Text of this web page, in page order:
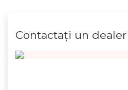
Contactaţi un